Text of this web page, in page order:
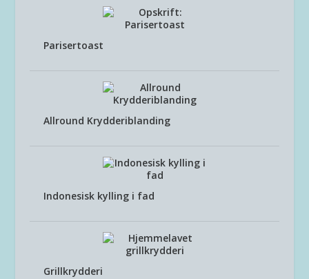
Parisertoast
Allround Krydderiblanding
Indonesisk kylling i fad
Grillkrydderi